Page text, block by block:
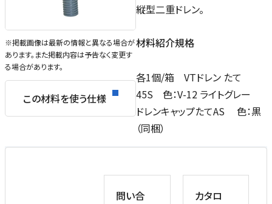
※掲載画像は最新の情報と異なる場合が
あります。また掲載内容は予告なく変更す
る場合があります。
この材料を使う仕様
縦型二重ドレン。
材料紹介規格
各1個/箱 VTドレン たて
45S 色：V-12 ライトグレー
ドレンキャップたてAS 色：黒
（同梱）
問い合
カタロ